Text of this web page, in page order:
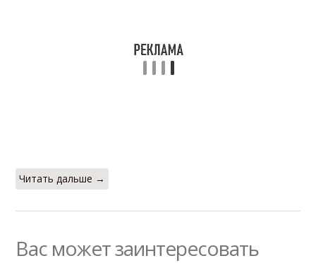
Читать дальше →
Вас может заинтересовать